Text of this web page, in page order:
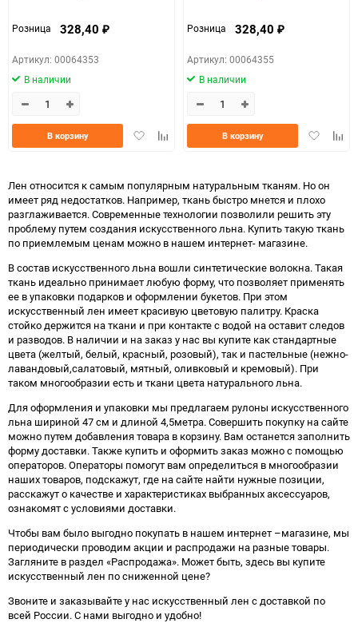
Розница 328,40 ₽
Артикул: 00064353
В наличии
ДобавитьДобавить
В корзину
Розница 328,40 ₽
Артикул: 00064355
В наличии
Добавить
В корзину
Лен относится к самым популярным натуральным тканям. Но он
имеет ряд недостатков. Например, ткань быстро мнется и плохо
разглаживается. Современные технологии позволили решить эту
проблему путем создания искусственного льна. Купить такую ткань
по приемлемым ценам можно в нашем интернет- магазине.
В состав искусственного льна вошли синтетические волокна. Такая
ткань идеально принимает любую форму, что позволяет применять
ее в упаковки подарков и оформлении букетов. При этом
искусственный лен имеет красивую цветовую палитру. Краска
стойко держится на ткани и при контакте с водой на оставит следов
и разводов. В наличии и на заказ у нас вы купите как стандартные
цвета (желтый, белый, красный, розовый), так и пастельные (нежно-
лавандовый,салатовый, мятный, оливковый и кремовый). При
таком многообразии есть и ткани цвета натурального льна.
Для оформления и упаковки мы предлагаем рулоны искусственного
льна шириной 47 см и длиной 4,5метра. Совершить покупку на сайте
можно путем добавления товара в корзину. Вам останется заполнить
форму доставки. Также купить и оформить заказ можно с помощью
операторов. Операторы помогут вам определиться в многообразии
наших товаров, подскажут, где на сайте найти нужные позиции,
расскажут о качестве и характеристиках выбранных аксессуаров,
ознакомят с условиями доставки.
Чтобы вам было выгодно покупать в нашем интернет –магазине, мы
периодически проводим акции и распродажи на разные товары.
Загляните в раздел «Распродажа». Может быть, здесь вы купите
искусственный лен по сниженной цене?
Звоните и заказывайте у нас искусственный лен с доставкой по
всей России. С нами выгодно и удобно!